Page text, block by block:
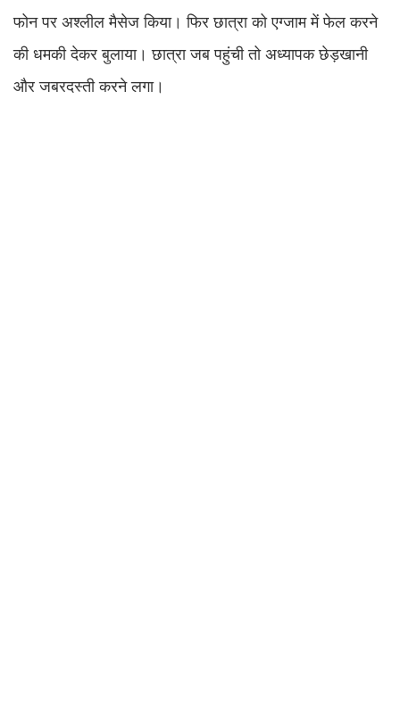
फोन पर अश्लील मैसेज किया। फिर छात्रा को एग्जाम में फेल करने
की धमकी देकर बुलाया। छात्रा जब पहुंची तो अध्यापक छेड़खानी
और जबरदस्ती करने लगा।